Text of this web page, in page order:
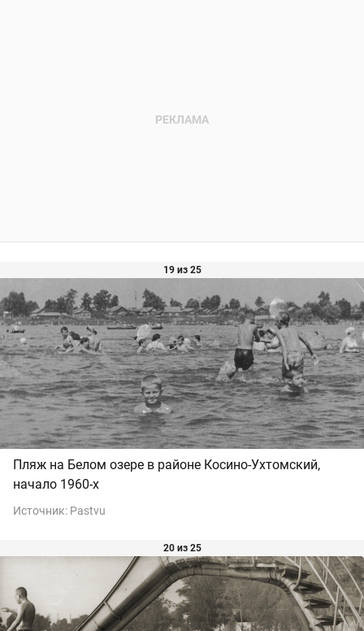
19 из 25
Пляж на Белом озере в районе Косино-Ухтомский,
начало 1960-х
Источник: Pastvu
20 из 25